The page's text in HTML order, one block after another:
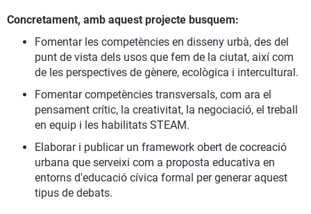
Concretament, amb aquest projecte busquem:
Fomentar les competències en disseny urbà, des del
punt de vista dels usos que fem de la ciutat, així com
de les perspectives de gènere, ecològica i intercultural.
Fomentar competències transversals, com ara el
pensament crític, la creativitat, la negociació, el treball
en equip i les habilitats STEAM.
Elaborar i publicar un framework obert de cocreació
urbana que serveixi com a proposta educativa en
entorns d'educació cívica formal per generar aquest
tipus de debats.